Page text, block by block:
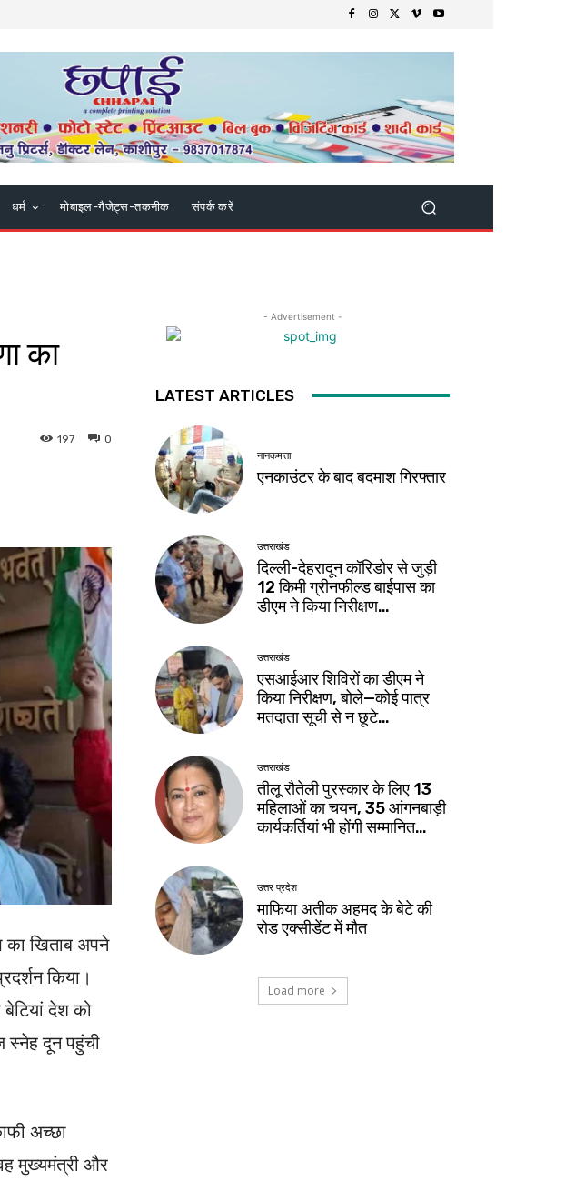
धर्म मोबाइल-गैजेट्स-तकनीक संपर्क करें
का
0
197
का खिताब अपने
किया।
देश को
स्नेह दून पहुंची
अच्छा
मुख्यमंत्री और
- Advertisement -
LATEST ARTICLES
नानकमत्ता
एनकाउंटर के बाद बदमाश गिरफ्तार
उत्तराखंड
दिल्ली-देहरादून कॉरिडोर से जुड़ी
12 किमी ग्रीनफील्ड बाईपास का
डीएम ने किया निरीक्षण…
उत्तराखंड
एसआईआर शिविरों का डीएम ने
किया निरीक्षण, बोले—कोई पात्र
मतदाता सूची से न छूटे…
उत्तराखंड
तीलू रौतेली पुरस्कार के लिए 13
महिलाओं का चयन, 35 आंगनबाड़ी
कार्यकर्तियां भी होंगी सम्मानित…
उत्तर प्रदेश
माफिया अतीक अहमद के बेटे की
रोड एक्सीडेंट में मौत
Load more